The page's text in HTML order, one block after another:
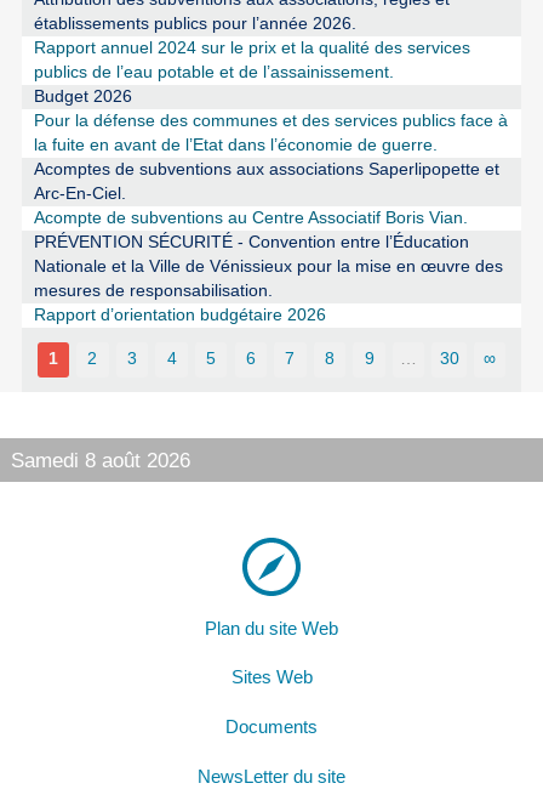
établissements publics pour l’année 2026.
Rapport annuel 2024 sur le prix et la qualité des services
publics de l’eau potable et de l’assainissement.
Budget 2026
Pour la défense des communes et des services publics face à
la fuite en avant de l’Etat dans l’économie de guerre.
Acomptes de subventions aux associations Saperlipopette et
Arc-En-Ciel.
Acompte de subventions au Centre Associatif Boris Vian.
PRÉVENTION SÉCURITÉ - Convention entre l’Éducation
Nationale et la Ville de Vénissieux pour la mise en œuvre des
mesures de responsabilisation.
Rapport d’orientation budgétaire 2026
1 2 3 4 5 6 7 8 9 … 30 ∞
Samedi 8 août 2026
Plan du site Web
Sites Web
Documents
NewsLetter du site